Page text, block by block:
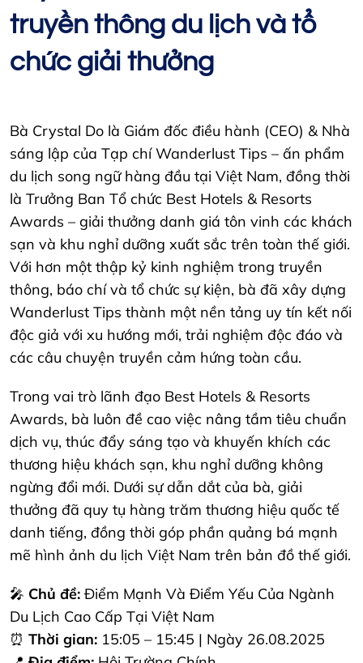
truyền thông du lịch và tổ
chức giải thưởng
Bà Crystal Do là Giám đốc điều hành (CEO) & Nhà
sáng lập của Tạp chí Wanderlust Tips – ấn phẩm
du lịch song ngữ hàng đầu tại Việt Nam, đồng thời
là Trưởng Ban Tổ chức Best Hotels & Resorts
Awards – giải thưởng danh giá tôn vinh các khách
sạn và khu nghỉ dưỡng xuất sắc trên toàn thế giới.
Với hơn một thập kỷ kinh nghiệm trong truyền
thông, báo chí và tổ chức sự kiện, bà đã xây dựng
Wanderlust Tips thành một nền tảng uy tín kết nối
độc giả với xu hướng mới, trải nghiệm độc đáo và
các câu chuyện truyền cảm hứng toàn cầu.
Trong vai trò lãnh đạo Best Hotels & Resorts
Awards, bà luôn đề cao việc nâng tầm tiêu chuẩn
dịch vụ, thúc đẩy sáng tạo và khuyến khích các
thương hiệu khách sạn, khu nghỉ dưỡng không
ngừng đổi mới. Dưới sự dẫn dắt của bà, giải
thưởng đã quy tụ hàng trăm thương hiệu quốc tế
danh tiếng, đồng thời góp phần quảng bá mạnh
mẽ hình ảnh du lịch Việt Nam trên bản đồ thế giới.
🎤 Chủ đề: Điểm Mạnh Và Điểm Yếu Của Ngành
Du Lịch Cao Cấp Tại Việt Nam
⏰ Thời gian: 15:05 – 15:45 | Ngày 26.08.2025